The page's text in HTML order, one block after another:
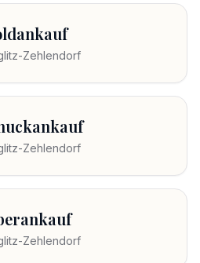
Zehlendorf
Zehlendorf
Zehlendorf